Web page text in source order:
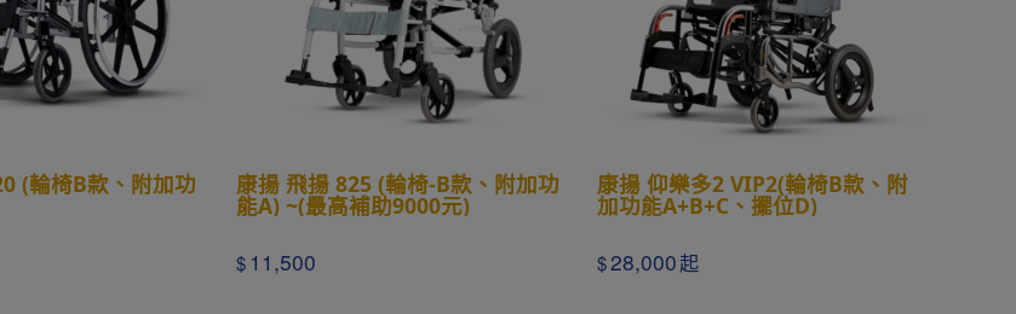
(輪椅B款、附加功 康揚 飛揚 825 (輪椅-B款、附加功
能A) ~(最高補助9000元)
$ 11,500
康揚 仰樂多2 VIP2(輪椅B款、附
加功能A+B+C、擺位D)
$28,000起